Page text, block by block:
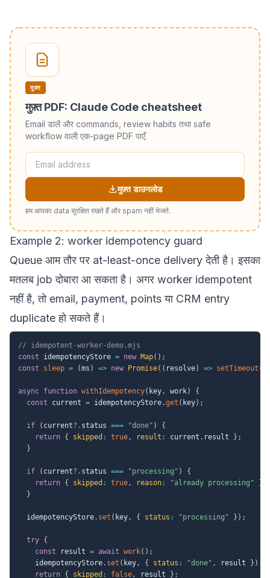
मुफ़्त
मुफ़्त PDF: Claude Code cheatsheet
Email डालें और commands, review habits तथा safe
workflow वाली एक-page PDF पाएँ.
मुफ़्त डाउनलोड
हम आपका data सुरक्षित रखते हैं और spam नहीं भेजते.
Example 2: worker idempotency guard
Queue आम तौर पर at-least-once delivery देती है। इसका
मतलब job दोबारा आ सकता है। अगर worker idempotent
नहीं है, तो email, payment, points या CRM entry
duplicate हो सकते हैं।
// idempotent-worker-demo.mjs
const idempotencyStore = new Map( ) ;
const
sleep = (ms ) => new Promise( ( resolve) => setTimeout (
async function withIdempotency( key, work)
{
const current = idempotencyStore.get ( key) ;
if ( current?. status === "done" )
{
return { skipped : true, result : current . result } ;
}
if ( current?. status === "processing" )
{
return { skipped : true, reason : "already processing" }
}
  idempotencyStore
. set ( key, { status : "processing" } ) ;
try {
const result = await work( ) ;
    idempotencyStore
. set ( key, { status : "done" , result } ) ;
return { skipped : false, result } ;